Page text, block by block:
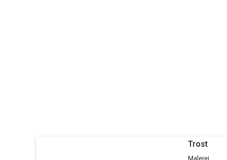
Trost
Malerei